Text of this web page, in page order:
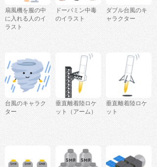
扇風機を服の中
に入れる人のイ
ラスト
ドーパミン中毒
のイラスト
ダブル台風のキ
ャラクター
台風のキャラク
ター
垂直離着陸ロケ
ット（アーム）
垂直離着陸ロケ
ット